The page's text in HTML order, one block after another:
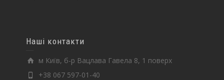
Наші контакти
м Київ, б-р Вацлава Гавела 8, 1 поверх
+38 067 597-01-40